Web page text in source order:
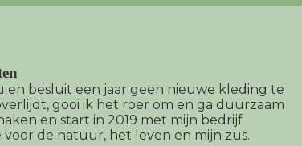
en besluit een jaar geen nieuwe kleding te
gooi ik het roer om en ga duurzaam
en start in 2019 met mijn bedrijf
voor de natuur, het leven en mijn zus.